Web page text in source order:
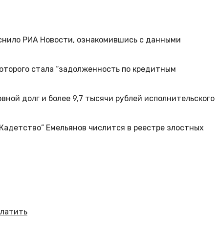
РИА Новости, ознакомившись с данными
стала “задолженность по кредитным
долг и более 9,7 тысячи рублей исполнительского
Емельянов числится в реестре злостных